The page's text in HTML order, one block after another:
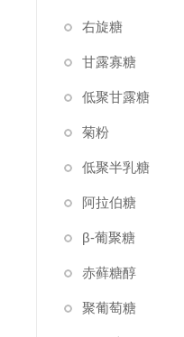
右旋糖
甘露寡糖
低聚甘露糖
菊粉
低聚半乳糖
阿拉伯糖
β-葡聚糖
赤藓糖醇
聚葡萄糖